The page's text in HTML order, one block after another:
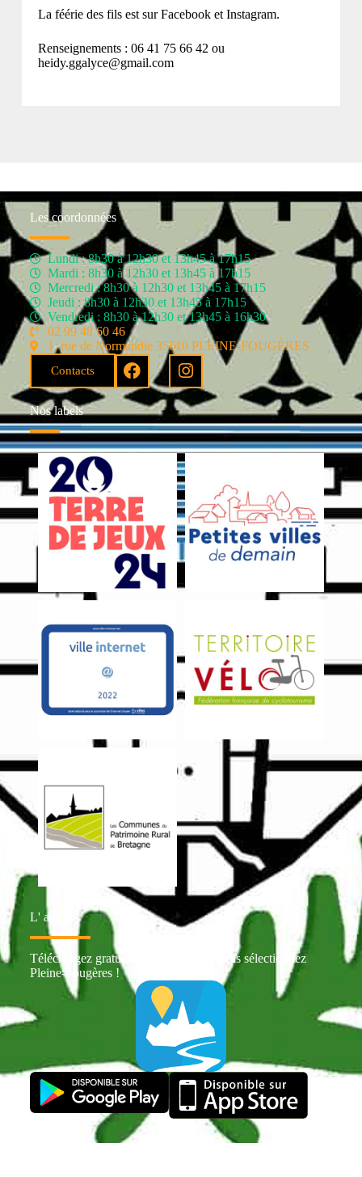
La féérie des fils est sur Facebook et Instagram.
Renseignements : 06 41 75 66 42 ou
heidy.ggalyce@gmail.com
Les coordonnées
Lundi : 8h30 à 12h30 et 13h45 à 17h15
Mardi : 8h30 à 12h30 et 13h45 à 17h15
Mercredi : 8h30 à 12h30 et 13h45 à 17h15
Jeudi : 8h30 à 12h30 et 13h45 à 17h15
Vendredi : 8h30 à 12h30 et 13h45 à 16h30
02 99 48 60 46
1, rue de Normandie 35610 PLEINE-FOUGÈRES
Contacts
Nos labels
L' appli
Téléchargez gratuitement Intramuros puis sélectionnez
Pleine-Fougères !